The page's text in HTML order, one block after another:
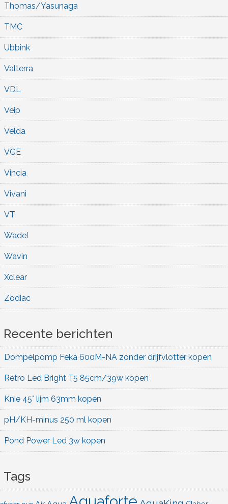
Thomas/Yasunaga
TMC
Ubbink
Valterra
VDL
Veip
Velda
VGE
Vincia
Vivani
VT
Wadel
Wavin
Xclear
Zodiac
Recente berichten
Dompelpomp Feka 600M-NA zonder drijfvlotter kopen
Retro Led Bright T5 85cm/39w kopen
Knie 45° lijm 63mm kopen
pH/KH-minus 250 ml kopen
Pond Power Led 3w kopen
Tags